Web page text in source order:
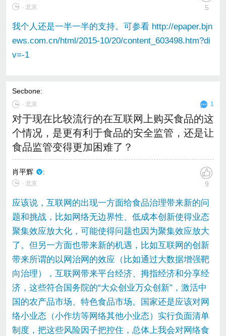
∙ 北京 5
我个人还是一半一半的支持。可参看 http://epaper.bjn
ews.com.cn/html/2015-10/20/content_603498.htm?di
v=-1
Secbone:
∙北京 1
对于现在比较流行的在互联网上购买食品的这
个情况，是更有利于食品的安全监管，还是让
食品监管变得更加困难了？
肖平辉 :
∙ 北京 9
应该说，互联网的出现一方面给食品治理带来新的问
题和挑战，比如网络无边界性、低成本创新使得业态
聚集效应放大化，可能使得问题也因为聚集效应放大
了。但另一方面也带来新的机遇，比如互联网的创新
带来所谓的以网治网的效应（比如通过大数据增强靶
向治理），互联网带来平台经济、拇指经济和分享经
济，这些符合国务院的“大众创业万众创新”，激活中
国的农产品市场、特色食品市场。国家还是应该对网
络小业态（小作坊等网络其他小业态）实行负面清单
制度，把这些风险因子把控住，总体上我会对网络食